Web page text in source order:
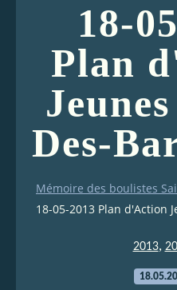
18-
Plan
Des-
Mémoire des boulistes
18-05-2013 Plan d'Action
2013,